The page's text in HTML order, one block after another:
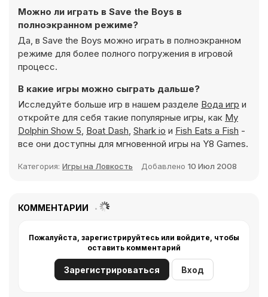
Можно ли играть в Save the Boys в
полноэкранном режиме?
Да, в Save the Boys можно играть в полноэкранном
режиме для более полного погружения в игровой
процесс.
В какие игры можно сыграть дальше?
Исследуйте больше игр в нашем разделе Вода игр и
откройте для себя такие популярные игры, как My
Dolphin Show 5, Boat Dash, Shark io и Fish Eats a Fish -
все они доступны для мгновенной игры на Y8 Games.
Категория: Игры на Ловкость Добавлено 10 Июл 2008
КОММЕНТАРИИ
Пожалуйста, зарегистрируйтесь или войдите, чтобы
оставить комментарий
Зарегистрироваться Вход